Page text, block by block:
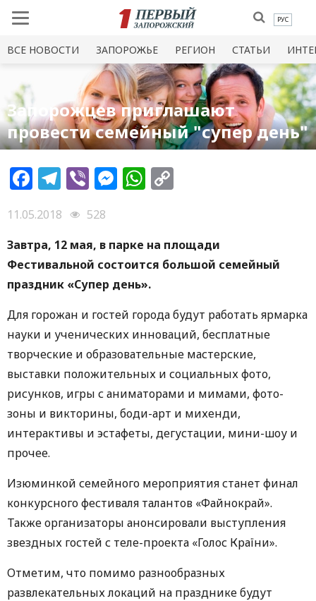
РУС
ВСЕ НОВОСТИ ЗАПОРОЖЬЕ РЕГИОН СТАТЬИ
Запорожцев приглашают
провести семейный "супер день"
Facebook
Telegram
ViberMessenger
WhatsApp
11.05.2018
528
Завтра, 12 мая, в парке на площади
Фестивальной состоится большой семейный
праздник «Супер день».
Для горожан и гостей города будут работать ярмарка
науки и ученических инноваций, бесплатные
творческие и образовательные мастерские,
выставки положительных и социальных фото,
рисунков, игры с аниматорами и мимами, фото-
зоны и викторины, боди-арт и михенди,
интерактивы и эстафеты, дегустации, мини-шоу и
прочее.
Изюминкой семейного мероприятия станет финал
конкурсного фестиваля талантов «Файнокрай».
Также организаторы анонсировали выступления
звездных гостей с теле-проекта «Голос Країни».
Отметим, что помимо разнообразных
развлекательных локаций на празднике будут